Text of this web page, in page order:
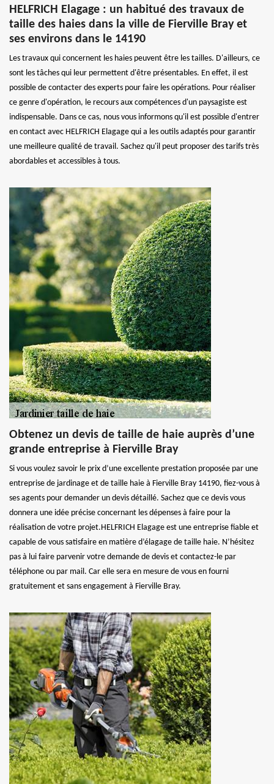
HELFRICH Elagage : un habitué des travaux de
taille des haies dans la ville de Fierville Bray et
ses environs dans le 14190
Les travaux qui concernent les haies peuvent être les tailles. D'ailleurs, ce
sont les tâches qui leur permettent d'être présentables. En effet, il est
possible de contacter des experts pour faire les opérations. Pour réaliser
ce genre d'opération, le recours aux compétences d'un paysagiste est
indispensable. Dans ce cas, nous vous informons qu'il est possible d'entrer
en contact avec HELFRICH Elagage qui a les outils adaptés pour garantir
une meilleure qualité de travail. Sachez qu'il peut proposer des tarifs très
abordables et accessibles à tous.
Obtenez un devis de taille de haie auprès d’une
grande entreprise à Fierville Bray
Si vous voulez savoir le prix d’une excellente prestation proposée par une
entreprise de jardinage et de taille haie à Fierville Bray 14190, fiez-vous à
ses agents pour demander un devis détaillé. Sachez que ce devis vous
donnera une idée précise concernant les dépenses à faire pour la
réalisation de votre projet.HELFRICH Elagage est une entreprise fiable et
capable de vous satisfaire en matière d’élagage de taille haie. N’hésitez
pas à lui faire parvenir votre demande de devis et contactez-le par
téléphone ou par mail. Car elle sera en mesure de vous en fourni
gratuitement et sans engagement à Fierville Bray.